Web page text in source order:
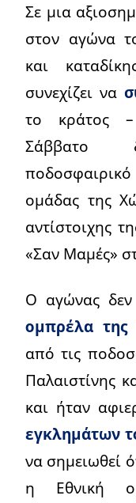
Σε μια
στον αγώνα
και
συνεχίζει να
το κράτος
Σάββατο
ομάδας της
αντίστοιχης
«Σαν Μαμές»
Ο αγώνας δεν
ομπρέλα της
από τις
Παλαιστίνης
και ήταν
εγκλημάτων
να σημειωθεί
η Εθνική